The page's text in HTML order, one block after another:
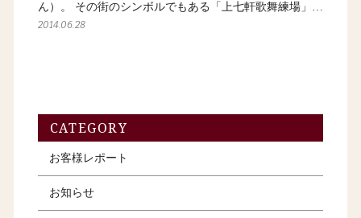
ん）。 その街のシンボルでもある「上七軒歌舞練場」…
2014.06.28
CATEGORY
お客様レポート
お知らせ